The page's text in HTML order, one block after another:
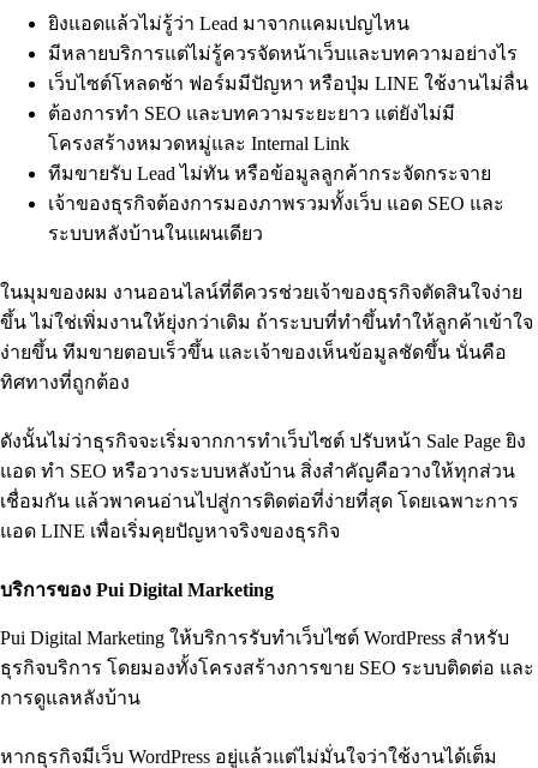
ยิงแอดแล้วไม่รู้ว่า Lead มาจากแคมเปญไหน
มีหลายบริการแต่ไม่รู้ควรจัดหน้าเว็บและบทความอย่างไร
เว็บไซต์โหลดช้า ฟอร์มมีปัญหา หรือปุ่ม LINE ใช้งานไม่ลื่น
ต้องการทำ SEO และบทความระยะยาว แต่ยังไม่มี
โครงสร้างหมวดหมู่และ Internal Link
ทีมขายรับ Lead ไม่ทัน หรือข้อมูลลูกค้ากระจัดกระจาย
เจ้าของธุรกิจต้องการมองภาพรวมทั้งเว็บ แอด SEO และ
ระบบหลังบ้านในแผนเดียว
ในมุมของผม งานออนไลน์ที่ดีควรช่วยเจ้าของธุรกิจตัดสินใจง่าย
ขึ้น ไม่ใช่เพิ่มงานให้ยุ่งกว่าเดิม ถ้าระบบที่ทำขึ้นทำให้ลูกค้าเข้าใจ
ง่ายขึ้น ทีมขายตอบเร็วขึ้น และเจ้าของเห็นข้อมูลชัดขึ้น นั่นคือ
ทิศทางที่ถูกต้อง
ดังนั้นไม่ว่าธุรกิจจะเริ่มจากการทำเว็บไซต์ ปรับหน้า Sale Page ยิง
แอด ทำ SEO หรือวางระบบหลังบ้าน สิ่งสำคัญคือวางให้ทุกส่วน
เชื่อมกัน แล้วพาคนอ่านไปสู่การติดต่อที่ง่ายที่สุด โดยเฉพาะการ
แอด LINE เพื่อเริ่มคุยปัญหาจริงของธุรกิจ
บริการของ Pui Digital Marketing
Pui Digital Marketing ให้บริการรับทำเว็บไซต์ WordPress สำหรับ
ธุรกิจบริการ โดยมองทั้งโครงสร้างการขาย SEO ระบบติดต่อ และ
การดูแลหลังบ้าน
หากธุรกิจมีเว็บ WordPress อยู่แล้วแต่ไม่มั่นใจว่าใช้งานได้เต็ม